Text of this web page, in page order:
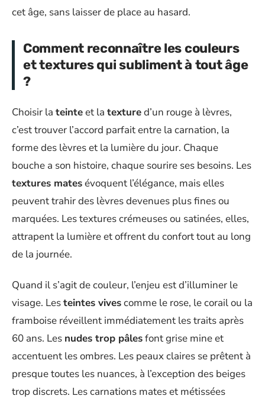
cet âge, sans laisser de place au hasard.
Comment reconnaître les couleurs
et textures qui subliment à tout âge
?
Choisir la teinteet la textured’un rouge à lèvres,
c’est trouver l’accord parfait entre la carnation, la
forme des lèvres et la lumière du jour. Chaque
bouche a son histoire, chaque sourire ses besoins. Les
textures matesévoquent l’élégance, mais elles
peuvent trahir des lèvres devenues plus fines ou
marquées. Les textures crémeuses ou satinées, elles,
attrapent la lumière et offrent du confort tout au long
de la journée.
Quand il s’agit de couleur, l’enjeu est d’illuminer le
visage. Lesteintes vivescomme le rose, le corail ou la
framboise réveillent immédiatement les traits après
60 ans. Les nudes trop pâlesfont grise mine et
accentuent les ombres. Les peaux claires se prêtent à
presque toutes les nuances, à l’exception des beiges
trop discrets. Les carnations mates et métissées